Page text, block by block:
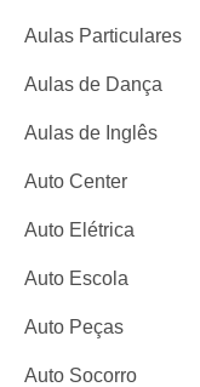
Aulas Particulares
Aulas de Dança
Aulas de Inglês
Auto Center
Auto Elétrica
Auto Escola
Auto Peças
Auto Socorro